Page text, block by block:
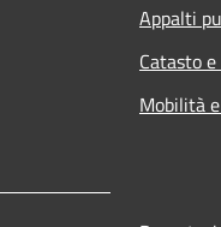
Appalti
Catasto
Mobilità